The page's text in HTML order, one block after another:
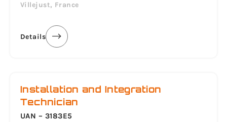
Villejust, France
Details
Installation and Integration
Technician
UAN – 3183E5